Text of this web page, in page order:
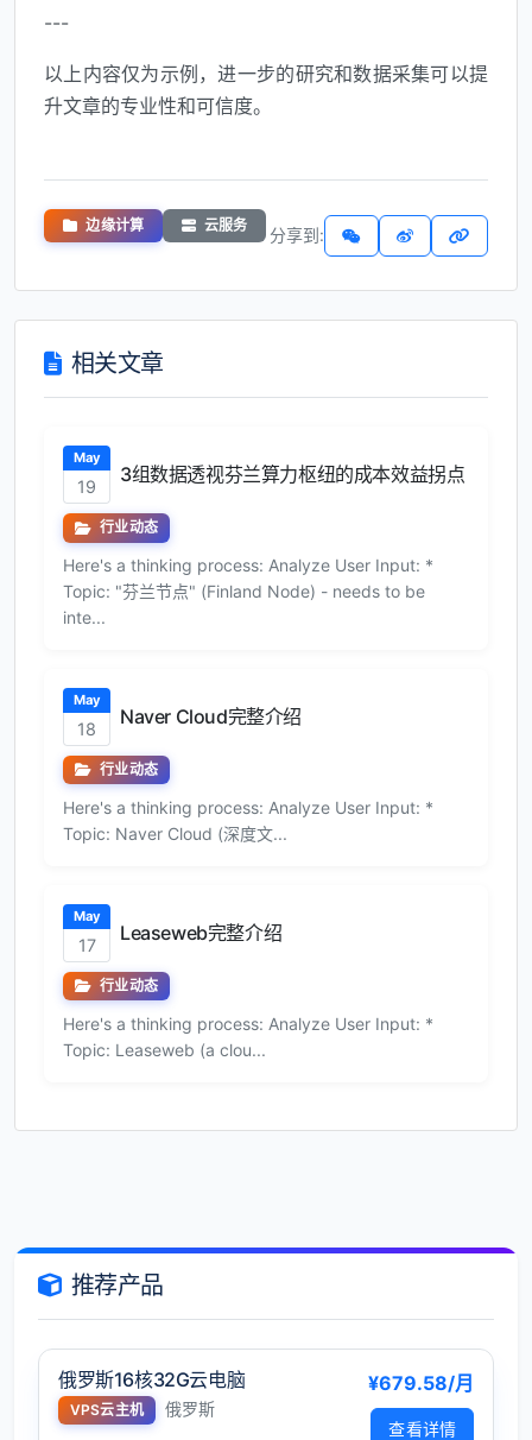
---
以上内容仅为示例，进一步的研究和数据采集可以提
升文章的专业性和可信度。
边缘计算 云服务 分享到:
相关文章
May
19
3组数据透视芬兰算力枢纽的成本效益拐点
行业动态
Here's a thinking process: Analyze User Input: *
Topic: "芬兰节点" (Finland Node) - needs to be
inte...
May
18
Naver Cloud完整介绍
行业动态
Here's a thinking process: Analyze User Input: *
Topic: Naver Cloud (深度文...
May
17
Leaseweb完整介绍
行业动态
Here's a thinking process: Analyze User Input: *
Topic: Leaseweb (a clou...
推荐产品
俄罗斯16核32G云电脑
VPS云主机 俄罗斯
¥679.58/月
查看详情